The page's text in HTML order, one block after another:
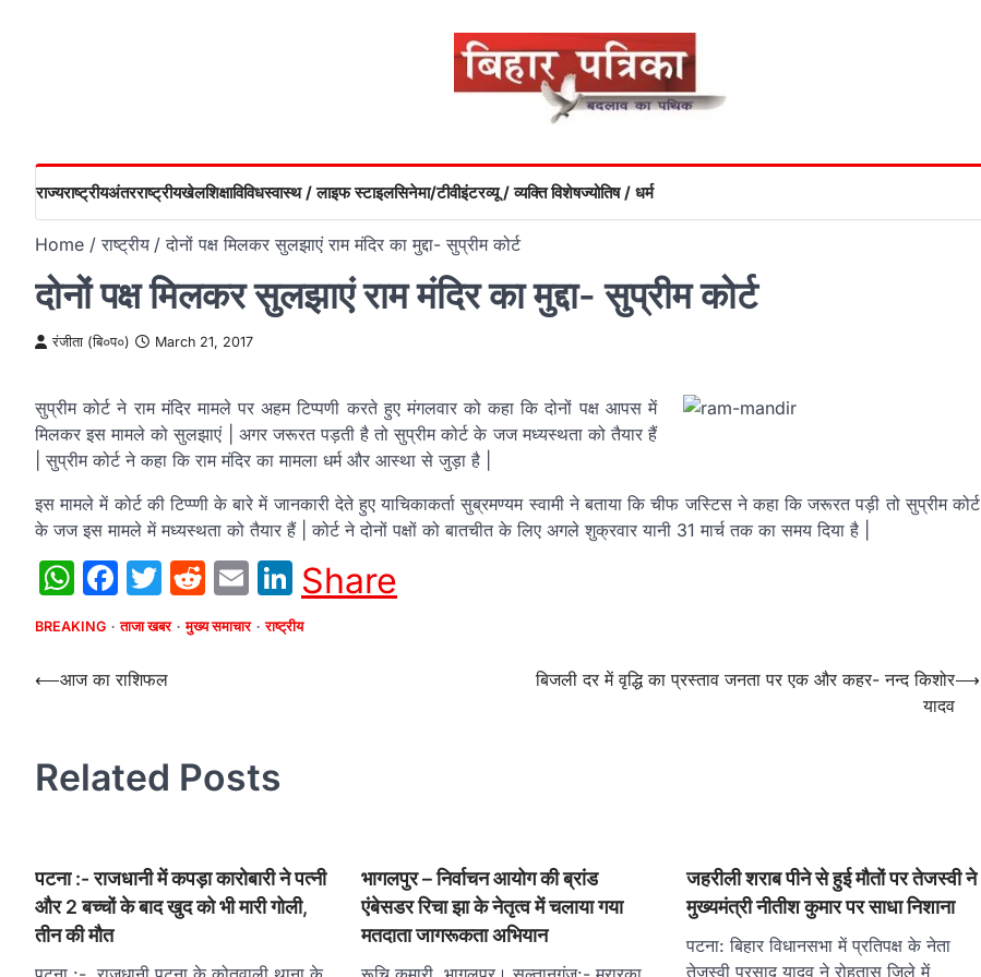
राज्यराष्ट्रीयअंतरराष्ट्रीयखेलशिक्षाविविधस्वास्थ / लाइफ स्टाइलसिनेमा/टीवीइंटरव्यू / व्यक्ति विशेषज्योतिष / धर्म
Home राष्ट्रीय दोनों पक्ष मिलकर सुलझाएं राम मंदिर का मुद्दा- सुप्रीम कोर्ट
दोनों पक्ष मिलकर सुलझाएं राम मंदिर का मुद्दा- सुप्रीम कोर्ट
रंजीता (बि०प०) March 21, 2017
सुप्रीम कोर्ट ने राम मंदिर मामले पर अहम टिप्पणी करते हुए मंगलवार को कहा कि दोनों पक्ष आपस में
मिलकर इस मामले को सुलझाएं | अगर जरूरत पड़ती है तो सुप्रीम कोर्ट के जज मध्यस्थता को तैयार हैं
| सुप्रीम कोर्ट ने कहा कि राम मंदिर का मामला धर्म और आस्था से जुड़ा है |
इस मामले में कोर्ट की टिप्प्णी के बारे में जानकारी देते हुए याचिकाकर्ता सुब्रमण्यम स्वामी ने बताया कि चीफ जस्टिस ने कहा कि जरूरत पड़ी तो सुप्रीम कोर्ट
के जज इस मामले में मध्यस्थता को तैयार हैं | कोर्ट ने दोनों पक्षों को बातचीत के लिए अगले शुक्रवार यानी 31 मार्च तक का समय दिया है |
WhatsApp
Facebook
Twitter
Reddit
EmailLinkedIn
Share
BREAKING ताजा खबर मुख्य समाचार राष्ट्रीय
Post
⟵आज का राशिफल
बिजली दर में वृद्धि का प्रस्ताव जनता पर एक और कहर- नन्द किशोर
यादव
⟶
Related Posts
पटना :- राजधानी में कपड़ा कारोबारी ने पत्नी
और 2 बच्चों के बाद खुद को भी मारी गोली,
तीन की मौत
भागलपुर – निर्वाचन आयोग की ब्रांड
एंबेसडर रिचा झा के नेतृत्व में चलाया गया
मतदाता जागरूकता अभियान
जहरीली शराब पीने से हुई मौतों पर तेजस्वी ने
मुख्यमंत्री नीतीश कुमार पर साधा निशाना
पटना: बिहार विधानसभा में प्रतिपक्ष के नेता
तेजस्वी प्रसाद यादव ने रोहतास जिले में